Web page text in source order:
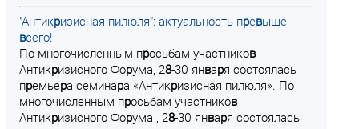
"Антикризисная пилюля": актуальность превыше
всего!
По многочисленным просьбам участников
Антикризисного Форума, 28-30 января состоялась
премьера семинара «Антикризисная пилюля». По
многочисленным просьбам участников
Антикризисного Форума , 28-30 января состоялась